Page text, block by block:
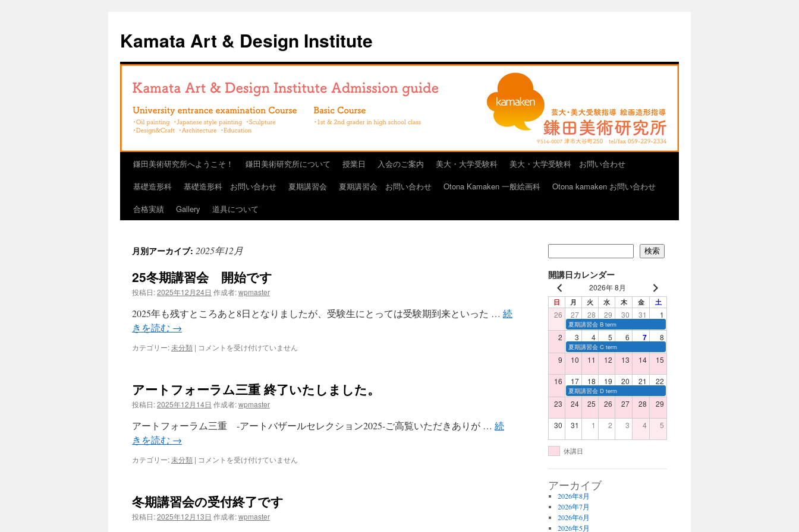
テ
ン
Kamata Art & Design Institute
鎌田美術研究所へようこそ！ 鎌田美術研究所について 授業日 入会のご案内 美大・大学受験科
美大・大学受験科 お問い合わせ
基礎造形科
基礎造形科 お問い合わせ 夏期講習会 夏期講習会 お問い合わせ Otona Kamaken 一般絵画科
Otona kamaken お問い合わせ
合格実績
Gallery 道具について
月別アーカイブ: 2025年12月
25冬期講習会 開始です
投稿日:2025年12月24日 作成者:wpmaster
2025年も残すところあと8日となりましたが、受験生にとっては受験期到来といった … 続
きを読む →
カテゴリー:未分類 | 25
習
会
開
始
で
コメントを受け付けていません
アートフォーラム三重 終了いたしました。
投稿日:2025年12月14日 作成者:wpmaster
アートフォーラム三重 -アートバザールセレクション2025-ご高覧いただきありが … 続
きを読む →
カテゴリー:未分類 | ア
ォ
ー
ラ
コメントを受け付けていません
冬期講習会の受付終了です
投稿日:2025年12月13日 作成者:wpmaster
検索
開講日カレンダー
2026年 8月
日 月 火 水 木 金 土
26 27 28 29 30 31 1
夏期講習会 B term
2 3 4 5 6 7 8
夏期講習会 C term
9 10 11 12 13 14 15
16 17 18 19 20 21 22
夏期講習会 D term
23 24 25 26 27 28 29
30 31 1 2 3 4 5
休講日
アーカイブ
2026年8月
2026年7月
2026年6月
2026年5月